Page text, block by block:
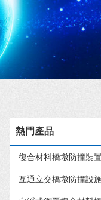
熱門產品
復合材料橋墩防撞裝
互通立交橋墩防撞設